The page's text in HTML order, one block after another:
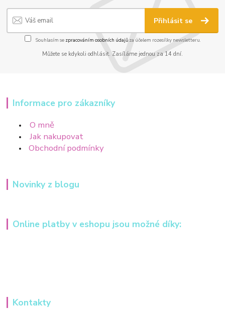
Přihlásit se
Souhlasím se zpracováním osobních údajůza účelem rozesílky newsletteru.
Můžete se kdykoli odhlásit. Zasíláme jednou za 14 dní.
Informace pro zákazníky
O mně
Jak nakupovat
Obchodní podmínky
Novinky z blogu
Online platby v eshopu jsou možné díky:
Kontakty